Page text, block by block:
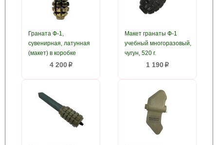
Граната Ф-1,
сувенирная, латунная
(макет) в коробке
4 200p
Макет гранаты Ф-1
учебный многоразовый,
чугун, 520 г.
1 190p